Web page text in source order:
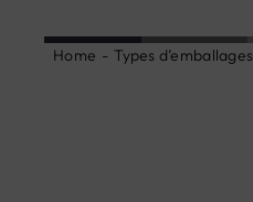
Service
Home Types d’emballages